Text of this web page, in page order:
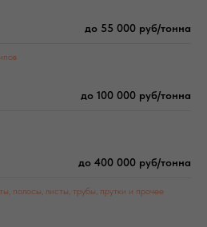
до 55 000 руб/тонна
до 100 000 руб/тонна
до 400 000 руб/тонна
полосы, листы, трубы, прутки и прочее